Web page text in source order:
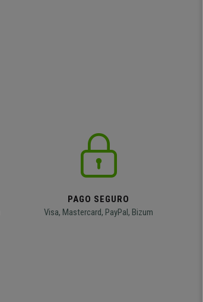
PAGO SEGURO
Visa, Mastercard, PayPal, Bizum